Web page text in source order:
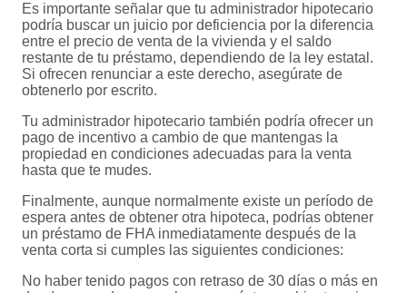
Es importante señalar que tu administrador hipotecario
podría buscar un juicio por deficiencia por la diferencia
entre el precio de venta de la vivienda y el saldo
restante de tu préstamo, dependiendo de la ley estatal.
Si ofrecen renunciar a este derecho, asegúrate de
obtenerlo por escrito.
Tu administrador hipotecario también podría ofrecer un
pago de incentivo a cambio de que mantengas la
propiedad en condiciones adecuadas para la venta
hasta que te mudes.
Finalmente, aunque normalmente existe un período de
espera antes de obtener otra hipoteca, podrías obtener
un préstamo de FHA inmediatamente después de la
venta corta si cumples las siguientes condiciones:
No haber tenido pagos con retraso de 30 días o más en